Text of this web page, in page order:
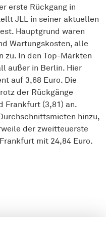
erste Rückgang in
JLL in seiner aktuellen
Hauptgrund waren
Wartungskosten, alle
zu. In den Top-Märkten
außer in Berlin. Hier
auf 3,68 Euro. Die
der Rückgänge
Frankfurt (3,81) an.
hinzu,
der zweitteuerste
mit 24,84 Euro.